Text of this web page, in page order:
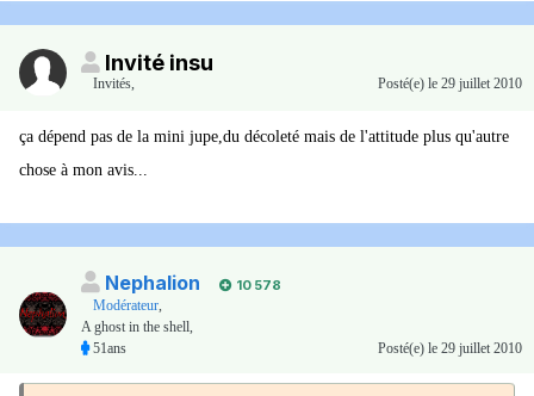
Invité insu
Invités, Posté(e) le 29 juillet 2010
ça dépend pas de la mini jupe,du décoleté mais de l'attitude plus qu'autre
chose à mon avis...
Nephalion
10 578
Modérateur,
A ghost in the shell,
51ans
Posté(e) le 29 juillet 2010